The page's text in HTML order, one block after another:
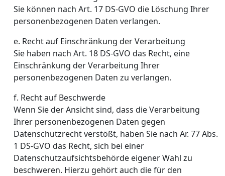
Sie können nach Art. 17 DS-GVO die Löschung Ihrer
personenbezogenen Daten verlangen.
e. Recht auf Einschränkung der Verarbeitung
Sie haben nach Art. 18 DS-GVO das Recht, eine
Einschränkung der Verarbeitung Ihrer
personenbezogenen Daten zu verlangen.
f. Recht auf Beschwerde
Wenn Sie der Ansicht sind, dass die Verarbeitung
Ihrer personenbezogenen Daten gegen
Datenschutzrecht verstößt, haben Sie nach Ar. 77 Abs.
1 DS-GVO das Recht, sich bei einer
Datenschutzaufsichtsbehörde eigener Wahl zu
beschweren. Hierzu gehört auch die für den